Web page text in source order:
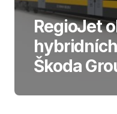
RegioJet
Škoda